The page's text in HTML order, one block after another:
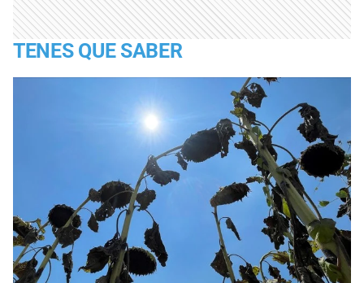
TENES QUE SABER